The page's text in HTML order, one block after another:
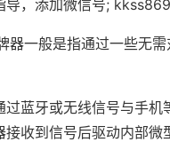
，添加微信号;
器一般是指通过一些无
蓝牙或无线信号与手机
收到信号后驱动内部微